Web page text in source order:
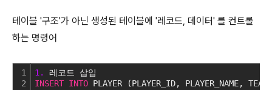
테이블 '구조'가 아닌 생성된 테이블에 '레코드, 데이터' 를 컨트롤
하는 명령어
1
2
1.
레코드 삽입
INSERT INTO PLAYER (PLAYER_ID, PLAYER_NAME,